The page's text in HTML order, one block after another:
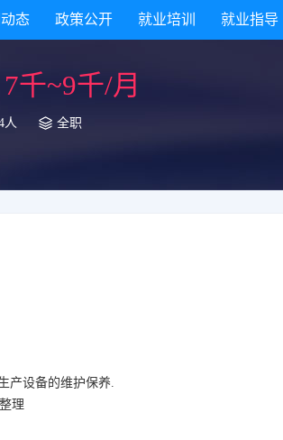
态 政策公开 就业培训 就业指导
7千~9千/月
人 全职
产设备的维护保养.
理